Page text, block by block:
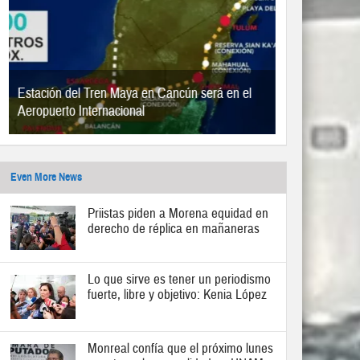
Estación del Tren Maya en Cancún será en el
Aeropuerto Internacional
Even More News
Priistas piden a Morena equidad en
derecho de réplica en mañaneras
Lo que sirve es tener un periodismo
fuerte, libre y objetivo: Kenia López
Monreal confía que el próximo lunes